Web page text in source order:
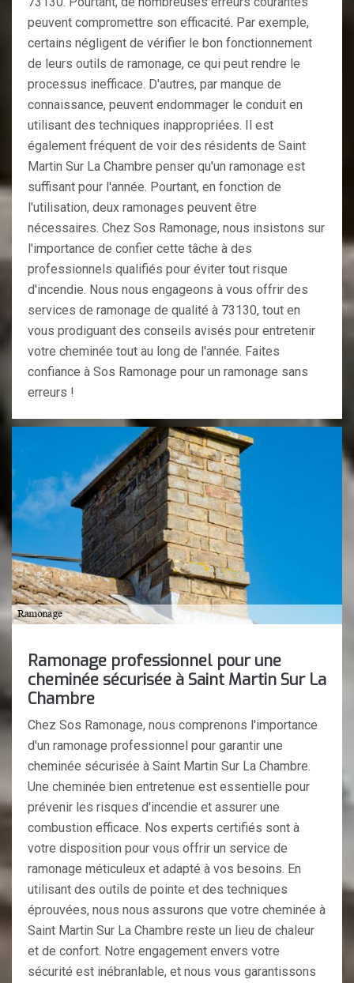
peuvent compromettre son efficacité. Par exemple,
certains négligent de vérifier le bon fonctionnement
de leurs outils de ramonage, ce qui peut rendre le
processus inefficace. D'autres, par manque de
connaissance, peuvent endommager le conduit en
utilisant des techniques inappropriées. Il est
également fréquent de voir des résidents de Saint
Martin Sur La Chambre penser qu'un ramonage est
suffisant pour l'année. Pourtant, en fonction de
l'utilisation, deux ramonages peuvent être
nécessaires. Chez Sos Ramonage, nous insistons sur
l'importance de confier cette tâche à des
professionnels qualifiés pour éviter tout risque
d'incendie. Nous nous engageons à vous offrir des
services de ramonage de qualité à 73130, tout en
vous prodiguant des conseils avisés pour entretenir
votre cheminée tout au long de l'année. Faites
confiance à Sos Ramonage pour un ramonage sans
erreurs !
Ramonage professionnel pour une
cheminée sécurisée à Saint Martin Sur La
Chambre
Chez Sos Ramonage, nous comprenons l'importance
d'un ramonage professionnel pour garantir une
cheminée sécurisée à Saint Martin Sur La Chambre.
Une cheminée bien entretenue est essentielle pour
prévenir les risques d'incendie et assurer une
combustion efficace. Nos experts certifiés sont à
votre disposition pour vous offrir un service de
ramonage méticuleux et adapté à vos besoins. En
utilisant des outils de pointe et des techniques
éprouvées, nous nous assurons que votre cheminée à
Saint Martin Sur La Chambre reste un lieu de chaleur
et de confort. Notre engagement envers votre
sécurité est inébranlable, et nous vous garantissons